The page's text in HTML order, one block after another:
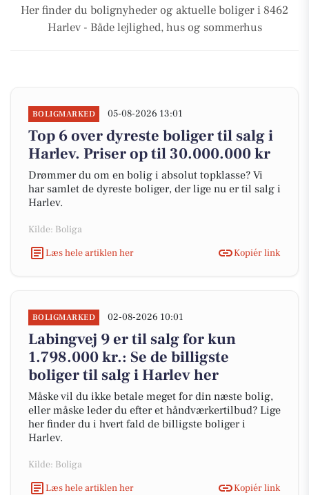
Her finder du bolignyheder og aktuelle boliger i 8462
Harlev - Både lejlighed, hus og sommerhus
BOLIGMARKED 05-08-2026 13:01
Top 6 over dyreste boliger til salg i
Harlev. Priser op til 30.000.000 kr
Drømmer du om en bolig i absolut topklasse? Vi
har samlet de dyreste boliger, der lige nu er til salg i
Harlev.
Kilde: Boliga
Læs hele artiklen her
Kopiér link
BOLIGMARKED 02-08-2026 10:01
Labingvej 9 er til salg for kun
1.798.000 kr.: Se de billigste
boliger til salg i Harlev her
Måske vil du ikke betale meget for din næste bolig,
eller måske leder du efter et håndværkertilbud? Lige
her finder du i hvert fald de billigste boliger i
Harlev.
Kilde: Boliga
Læs hele artiklen her
Kopiér link